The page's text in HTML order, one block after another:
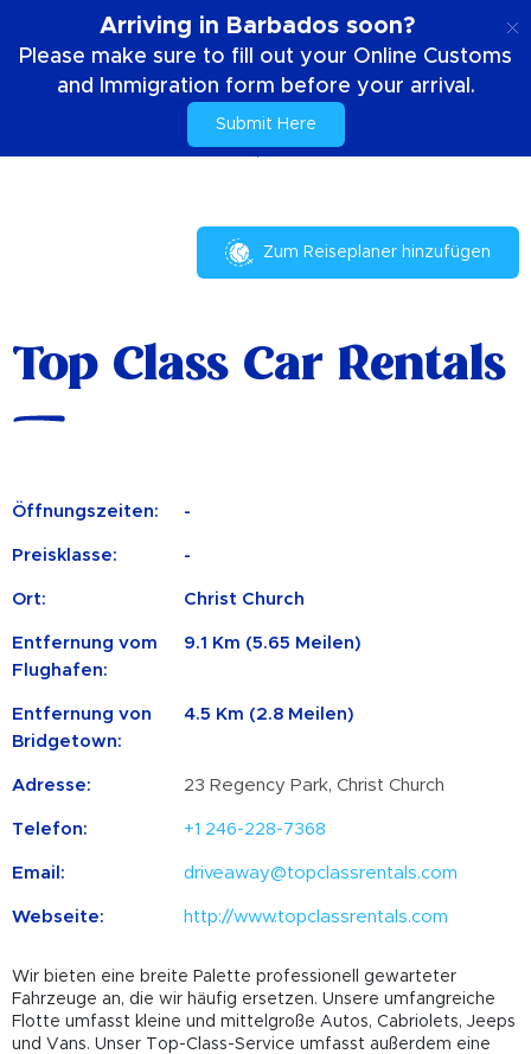
Arriving in Barbados soon?
Please make sure to fill out your Online Customs
and Immigration form before your arrival.
Submit Here
Dein Aufenthalt Top Class Car Rentals
Zum Reiseplaner hinzufügen
Top Class Car Rentals
Öffnungszeiten: -
Preisklasse: -
Ort: Christ Church
Entfernung vom
Flughafen:
9.1 Km (5.65 Meilen)
Entfernung von
Bridgetown:
4.5 Km (2.8 Meilen)
Adresse: 23 Regency Park, Christ Church
Telefon: +1 246-228-7368
Email: driveaway@topclassrentals.com
Webseite: http://www.topclassrentals.com
Wir bieten eine breite Palette professionell gewarteter
Fahrzeuge an, die wir häufig ersetzen. Unsere umfangreiche
Flotte umfasst kleine und mittelgroße Autos, Cabriolets, Jeeps
und Vans. Unser Top-Class-Service umfasst außerdem eine